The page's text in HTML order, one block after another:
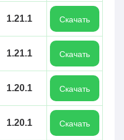
1.21.1 Скачать
1.21.1 Скачать
1.20.1 Скачать
1.20.1 Скачать